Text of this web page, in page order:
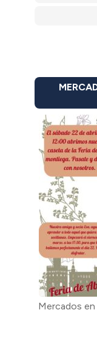
Mercados